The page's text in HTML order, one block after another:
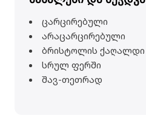
ცარცირებული
არაცარცირებული
ბრისტოლის ქაღალდი
სრულ ფერში
შავ-თეთრად